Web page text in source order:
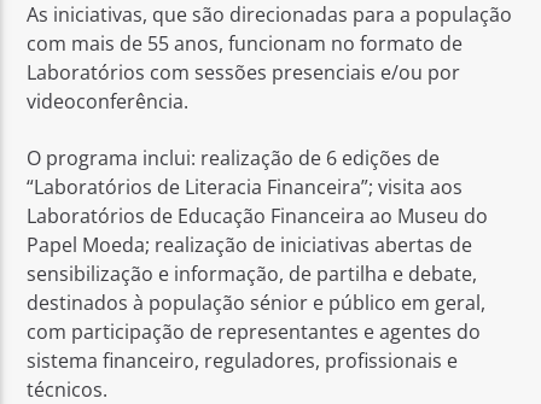
As iniciativas, que são direcionadas para a população
com mais de 55 anos, funcionam no formato de
Laboratórios com sessões presenciais e/ou por
videoconferência.
O programa inclui: realização de 6 edições de
“Laboratórios de Literacia Financeira”; visita aos
Laboratórios de Educação Financeira ao Museu do
Papel Moeda; realização de iniciativas abertas de
sensibilização e informação, de partilha e debate,
destinados à população sénior e público em geral,
com participação de representantes e agentes do
sistema financeiro, reguladores, profissionais e
técnicos.